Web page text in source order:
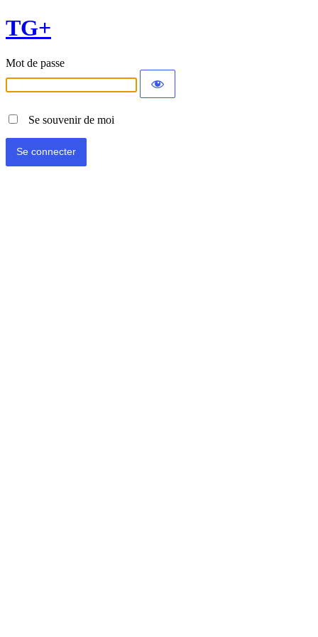
TG+
Mot de passe
Se souvenir de moi